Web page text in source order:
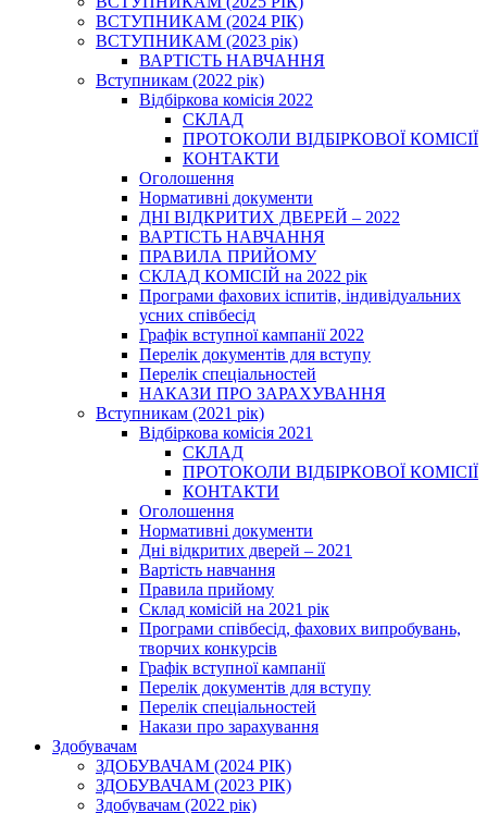
ВСТУПНИКАМ (2024 РІК)
ВСТУПНИКАМ (2023 рік)
ВАРТІСТЬ НАВЧАННЯ
Вступникам (2022 рік)
Відбіркова комісія 2022
СКЛАД
ПРОТОКОЛИ ВІДБІРКОВОЇ КОМІСІЇ
КОНТАКТИ
Оголошення
Нормативні документи
ДНІ ВІДКРИТИХ ДВЕРЕЙ – 2022
ВАРТІСТЬ НАВЧАННЯ
ПРАВИЛА ПРИЙОМУ
СКЛАД КОМІСІЙ на 2022 рік
Програми фахових іспитів, індивідуальних
усних співбесід
Графік вступної кампанії 2022
Перелік документів для вступу
Перелік спеціальностей
НАКАЗИ ПРО ЗАРАХУВАННЯ
Вступникам (2021 рік)
Відбіркова комісія 2021
СКЛАД
ПРОТОКОЛИ ВІДБІРКОВОЇ КОМІСІЇ
КОНТАКТИ
Оголошення
Нормативні документи
Дні відкритих дверей – 2021
Вартість навчання
Правила прийому
Склад комісій на 2021 рік
Програми співбесід, фахових випробувань,
творчих конкурсів
Графік вступної кампанії
Перелік документів для вступу
Перелік спеціальностей
Накази про зарахування
Здобувачам
ЗДОБУВАЧАМ (2024 РІК)
ЗДОБУВАЧАМ (2023 РІК)
Здобувачам (2022 рік)